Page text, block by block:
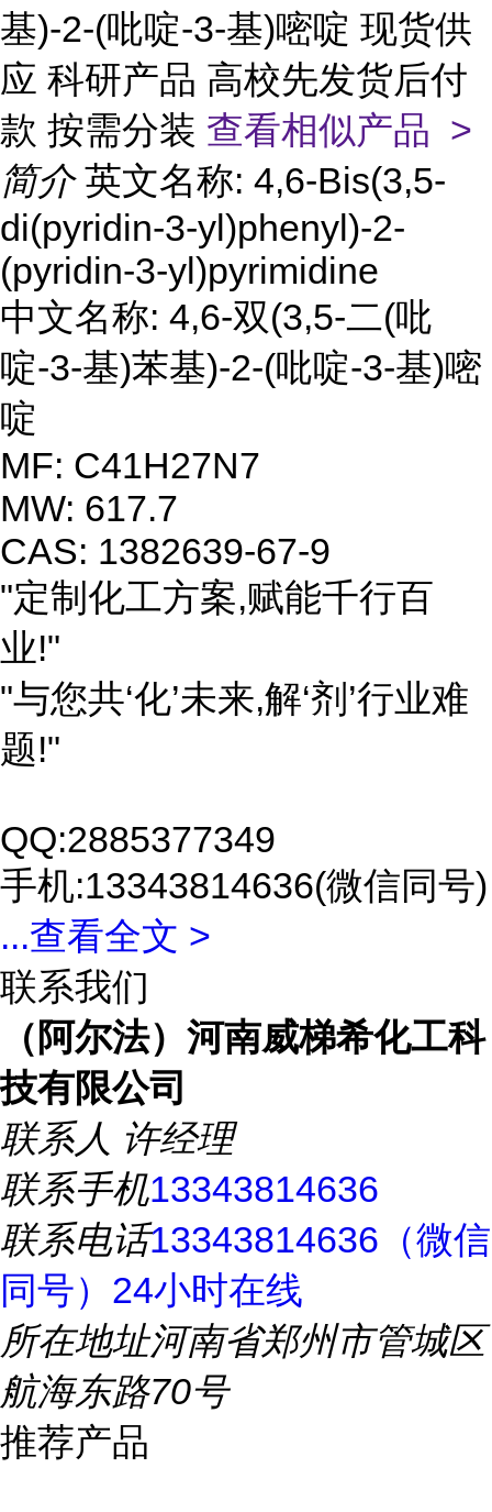
基)-2-(吡啶-3-基)嘧啶 现货供
应 科研产品 高校先发货后付
款 按需分装 查看相似产品 >
简介 英文名称: 4,6-Bis(3,5-
di(pyridin-3-yl)phenyl)-2-
(pyridin-3-yl)pyrimidine
中文名称: 4,6-双(3,5-二(吡
啶-3-基)苯基)-2-(吡啶-3-基)嘧
啶
MF: C41H27N7
MW: 617.7
CAS: 1382639-67-9
"定制化工方案,赋能千行百
业!"
"与您共‘化’未来,解‘剂’行业难
题!"
QQ:2885377349
手机:13343814636(微信同号)
...查看全文 >
联系我们
（阿尔法）河南威梯希化工科
技有限公司
联系人 许经理
联系手机13343814636
联系电话13343814636（微信
同号）24小时在线
所在地址河南省郑州市管城区
航海东路70号
推荐产品